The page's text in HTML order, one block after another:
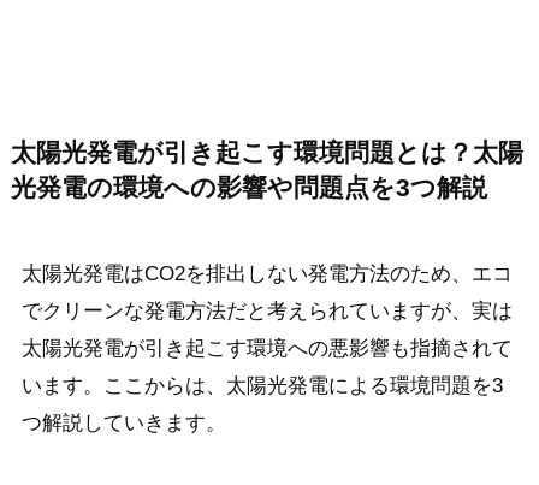
太陽光発電が引き起こす環境問題とは？太陽
光発電の環境への影響や問題点を3つ解説
太陽光発電はCO2を排出しない発電方法のため、エコ
でクリーンな発電方法だと考えられていますが、実は
太陽光発電が引き起こす環境への悪影響も指摘されて
います。ここからは、太陽光発電による環境問題を3
つ解説していきます。